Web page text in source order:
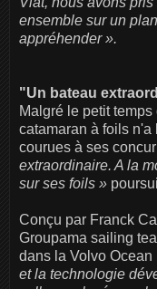
ensemble sur un
appréhender ».
"Un bateau
Malgré le petit
catamaran à foils
courues à ses
extraordinaire. A la
sur ses foils »
Conçu par Franck
Groupama sailing
dans la Volvo Ocean
et la technologie